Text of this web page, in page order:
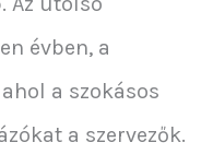
évben, a
a szokásos
a szervezők.